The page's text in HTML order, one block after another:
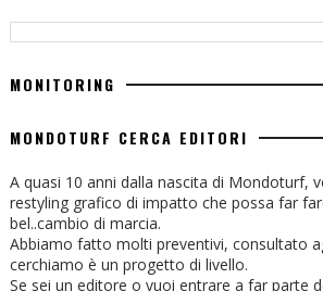
MONITORING
MONDOTURF CERCA EDITORI
A quasi 10 anni dalla nascita di Mondoturf,
restyling grafico di impatto che possa far
bel..cambio di marcia.
Abbiamo fatto molti preventivi, consultato
cerchiamo è un progetto di livello.
Se sei un editore o vuoi entrare a far parte